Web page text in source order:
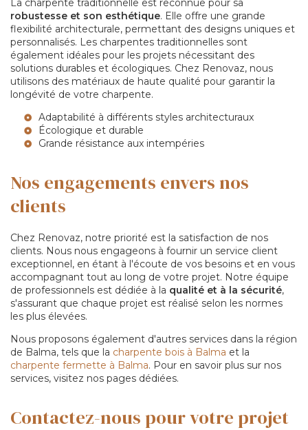
La charpente traditionnelle est reconnue pour sa
robustesse et son esthétique. Elle offre une grande
flexibilité architecturale, permettant des designs uniques et
personnalisés. Les charpentes traditionnelles sont
également idéales pour les projets nécessitant des
solutions durables et écologiques. Chez Renovaz, nous
utilisons des matériaux de haute qualité pour garantir la
longévité de votre charpente.
Adaptabilité à différents styles architecturaux
Écologique et durable
Grande résistance aux intempéries
Nos engagements envers nos
clients
Chez Renovaz, notre priorité est la satisfaction de nos
clients. Nous nous engageons à fournir un service client
exceptionnel, en étant à l'écoute de vos besoins et en vous
accompagnant tout au long de votre projet. Notre équipe
de professionnels est dédiée à la qualité et à la sécurité,
s'assurant que chaque projet est réalisé selon les normes
les plus élevées.
Nous proposons également d'autres services dans la région
de Balma, tels que la charpente bois à Balma et la
charpente fermette à Balma. Pour en savoir plus sur nos
services, visitez nos pages dédiées.
Contactez-nous pour votre projet